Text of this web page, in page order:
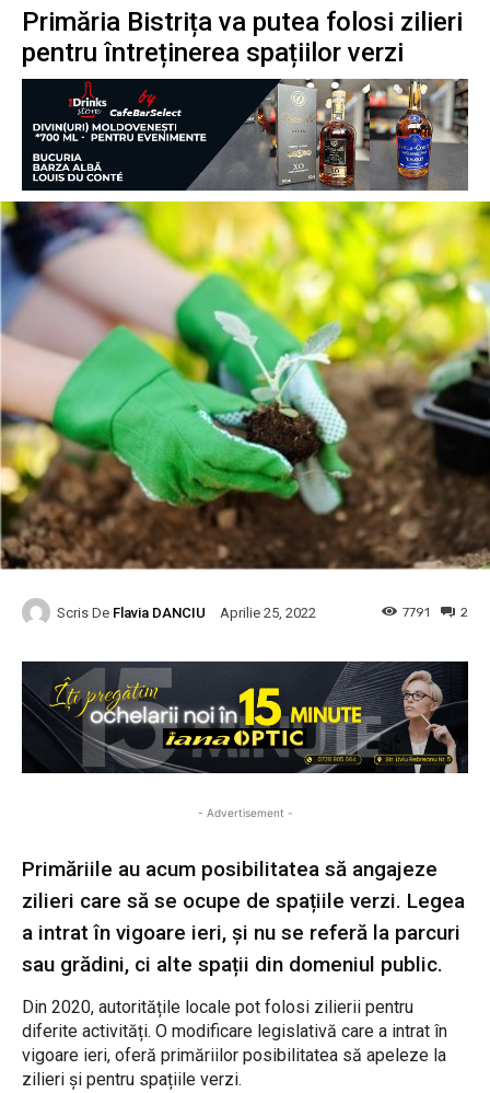
Primăria Bistrița va putea folosi zilieri
pentru întreținerea spațiilor verzi
Scris De Flavia DANCIU Aprilie 25, 2022 2
7791
- Advertisement -
Primăriile au acum posibilitatea să angajeze
zilieri care să se ocupe de spațiile verzi. Legea
a intrat în vigoare ieri, și nu se referă la parcuri
sau grădini, ci alte spații din domeniul public.
Din 2020, autoritățile locale pot folosi zilierii pentru
diferite activități. O modificare legislativă care a intrat în
vigoare ieri, oferă primăriilor posibilitatea să apeleze la
zilieri și pentru spațiile verzi.